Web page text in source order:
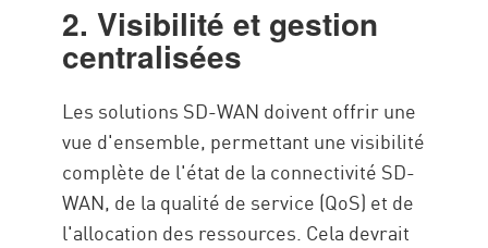
2. Visibilité et gestion
centralisées
Les solutions SD-WAN doivent offrir une
vue d'ensemble, permettant une visibilité
complète de l'état de la connectivité SD-
WAN, de la qualité de service (QoS) et de
l'allocation des ressources. Cela devrait